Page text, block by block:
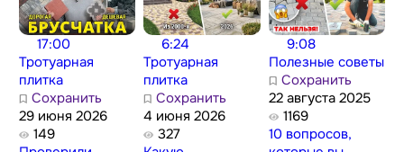
17:00
Тротуарная
плитка
Сохранить
29 июня 2026
149
6:24
Тротуарная
плитка
Сохранить
4 июня 2026
327
9:08
Полезные советы
Сохранить
22 августа 2025
1169
10 вопросов,